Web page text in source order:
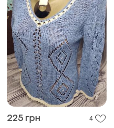
225 грн 4